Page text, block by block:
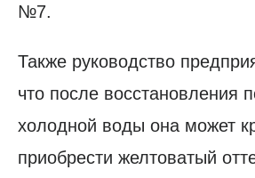
№7.
Также руководство
что после восстановления
холодной воды она может
приобрести желтоватый